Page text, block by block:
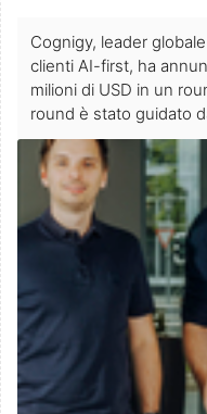
Cognigy, leader
clienti AI-first, ha
milioni di USD in un
round è stato guidato